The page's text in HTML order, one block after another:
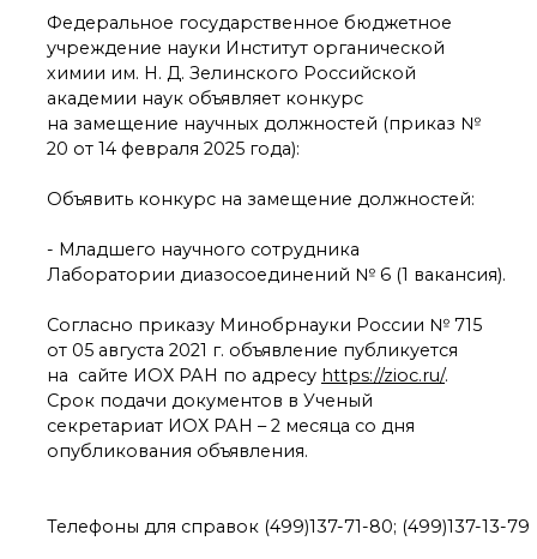
Диссертационные
советы
Совет молодых ученых
Центр коллективного
пользования
Института
РАН (ЦКП ИОХ РАН)
Инфоресурсы
Профком
Документы
Контакты
Основные
направления
достижения института
Федеральное государственное бюджетное
учреждение науки Институт органической
химии им. Н. Д. Зелинского Российской
академии наук объявляет конкурс
на замещение научных должностей (приказ №
20 от 14 февраля 2025 года):
Объявить конкурс на замещение должностей:
- Младшего научного сотрудника
Лаборатории диазосоединений № 6 (1 вакансия).
Согласно приказу Минобрнауки России № 715
от 05 августа 2021 г. объявление публикуется
на сайте ИОХ РАН по адресу https://zioc.ru/.
Срок подачи документов в Ученый
секретариат ИОХ РАН – 2 месяца со дня
опубликования объявления.
Телефоны для справок (499)137-71-80; (499)137-13-79